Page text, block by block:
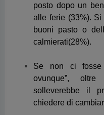
solleverebbe il
chiedere di
Tanto che i
poter “lavorare da
dichiarano che
realtà con una
ovunque